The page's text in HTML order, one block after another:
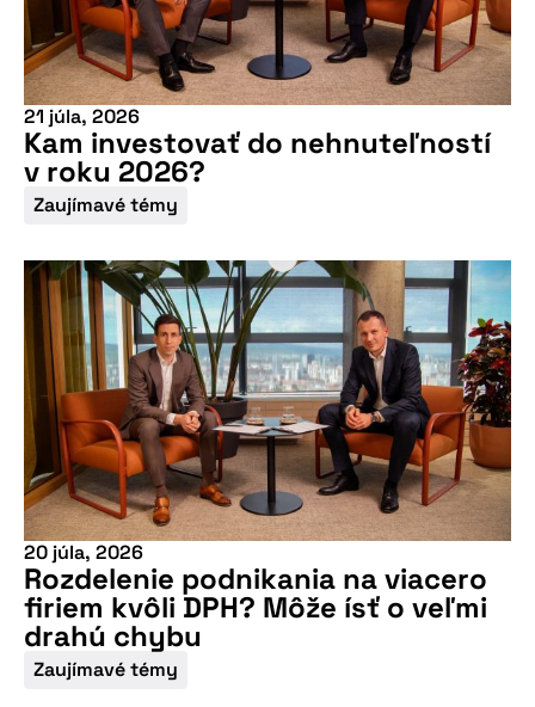
21 júla, 2026
Kam investovať do nehnuteľností
v roku 2026?
Zaujímavé témy
20 júla, 2026
Rozdelenie podnikania na viacero
firiem kvôli DPH? Môže ísť o veľmi
drahú chybu
Zaujímavé témy
Nepremeškajte
našu pripravovanú
konferenciu